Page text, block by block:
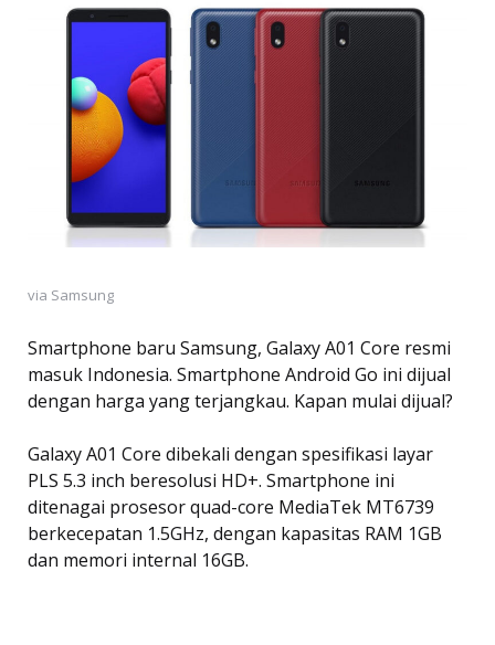
via Samsung
Smartphone baru Samsung, Galaxy A01 Core resmi
masuk Indonesia. Smartphone Android Go ini dijual
dengan harga yang terjangkau. Kapan mulai dijual?
Galaxy A01 Core dibekali dengan spesifikasi layar
PLS 5.3 inch beresolusi HD+. Smartphone ini
ditenagai prosesor quad-core MediaTek MT6739
berkecepatan 1.5GHz, dengan kapasitas RAM 1GB
dan memori internal 16GB.